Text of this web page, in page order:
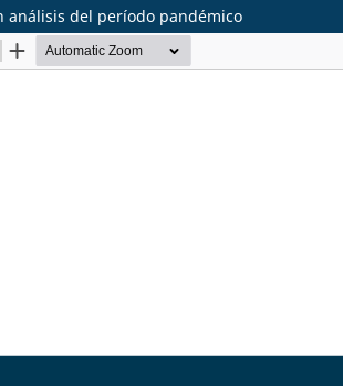
análisis del período pandémico